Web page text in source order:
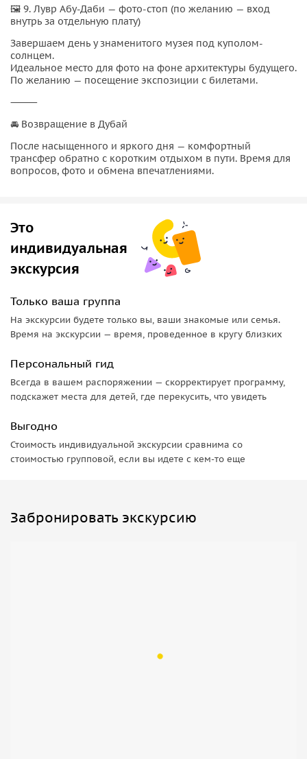
🖼 9. Лувр Абу-Даби — фото-стоп (по желанию — вход
внутрь за отдельную плату)
Завершаем день у знаменитого музея под куполом-
солнцем.
Идеальное место для фото на фоне архитектуры будущего.
По желанию — посещение экспозиции с билетами.
⸻
🚘 Возвращение в Дубай
После насыщенного и яркого дня — комфортный
трансфер обратно с коротким отдыхом в пути. Время для
вопросов, фото и обмена впечатлениями.
Это
индивидуальная
экскурсия
Только ваша группа
На экскурсии будете только вы, ваши знакомые или семья.
Время на экскурсии — время, проведенное в кругу близких
Персональный гид
Всегда в вашем распоряжении — скорректирует программу,
подскажет места для детей, где перекусить, что увидеть
Выгодно
Стоимость индивидуальной экскурсии сравнима со
стоимостью групповой, если вы идете с кем-то еще
Забронировать экскурсию